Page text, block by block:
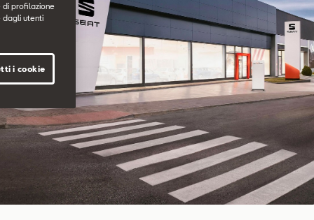
di profilazione
dagli utenti
i cookie